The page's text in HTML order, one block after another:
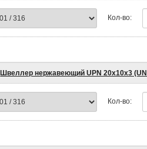
Кол-во:
Швеллер нержавеющий UPN 20х10х3
Кол-во: